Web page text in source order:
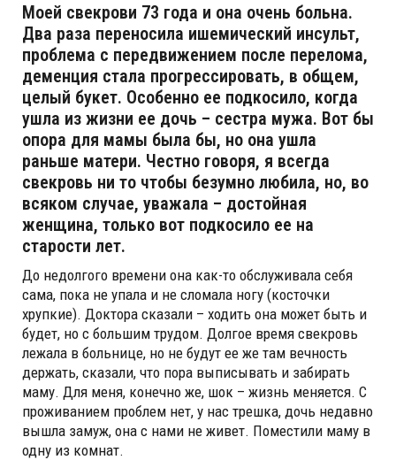
Моей свекрови 73 года и она очень больна.
Два раза переносила ишемический инсульт,
проблема с передвижением после перелома,
деменция стала прогрессировать, в общем,
целый букет. Особенно ее подкосило, когда
ушла из жизни ее дочь – сестра мужа. Вот бы
опора для мамы была бы, но она ушла
раньше матери. Честно говоря, я всегда
свекровь ни то чтобы безумно любила, но, во
всяком случае, уважала – достойная
женщина, только вот подкосило ее на
старости лет.
До недолгого времени она как-то обслуживала себя
сама, пока не упала и не сломала ногу (косточки
хрупкие). Доктора сказали – ходить она может быть и
будет, но с большим трудом. Долгое время свекровь
лежала в больнице, но не будут ее же там вечность
держать, сказали, что пора выписывать и забирать
маму. Для меня, конечно же, шок – жизнь меняется. С
проживанием проблем нет, у нас трешка, дочь недавно
вышла замуж, она с нами не живет. Поместили маму в
одну из комнат.